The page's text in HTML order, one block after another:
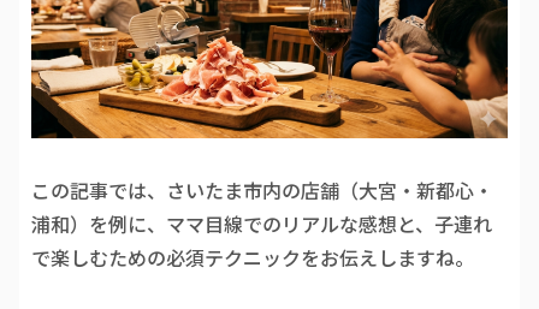
この記事では、さいたま市内の店舗（大宮・新都心・
浦和）を例に、ママ目線でのリアルな感想と、子連れ
で楽しむための必須テクニックをお伝えしますね。